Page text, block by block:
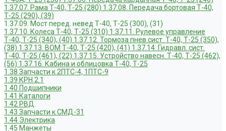
1.37.07. Рама Т-40, Т-25 (280) 1.37.08. Передача бортовая Т-40,
Т-25 (290), (39)
1.37.09. Мост перед. невед Т-40, Т-25 (300), (31)
1.37.10. Колеса Т-40, Т-25 (310) 1.37.11. Рулевое управление
Т-40, Т-25 (340), (40) 1.37.12. Тормоза пнев.сист. Т-40, Т-25 (350),
(38) 1.37.13. ВОМ Т-40, Т-25 (420), (41) 1.37.14. Гидравл. сист.
Т-40, Т-25 (461), (22) 1.37.15. Устройство навесн. Т-40, Т-25 (462),
(56) 1.37.16. Кабина и облицовка Т-40, Т-25
1.38 Запчасти к 2ПТС-4, 1ПТС-9
1.39 КРН 2.1
1.40 Подшипники
1.41 Каталоги
1.42 РВД
1.43 Запчасти к СМД-31
1.44 Электрика
1.45 Манжеты